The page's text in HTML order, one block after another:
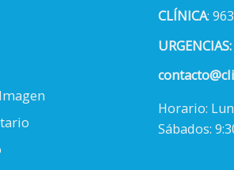
CLÍNICA:
URGENCIAS:
Horario:
Sábados: